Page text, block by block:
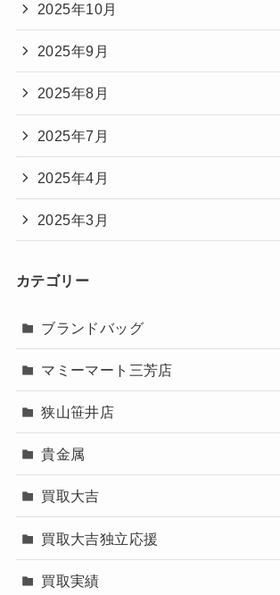
2025年10月
2025年9月
2025年8月
2025年7月
2025年4月
2025年3月
カテゴリー
ブランドバッグ
マミーマート三芳店
狭山笹井店
貴金属
買取大吉
買取大吉独立応援
買取実績